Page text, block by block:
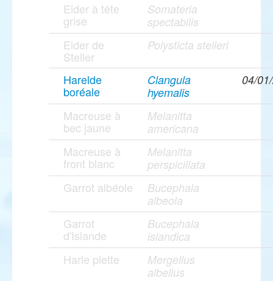
Eider à tête
grise
Somateria
spectabilis
Eider de
Steller
Polysticta stelleri
Harelde
boréale
Clangula
hyemalis
04/
Macreuse à
bec jaune
Melanitta
americana
Macreuse à
front blanc
Melanitta
perspicillata
Garrot albéole
Bucephala
albeola
Garrot
d'Islande
Bucephala
islandica
Harle piette
Mergellus
albellus